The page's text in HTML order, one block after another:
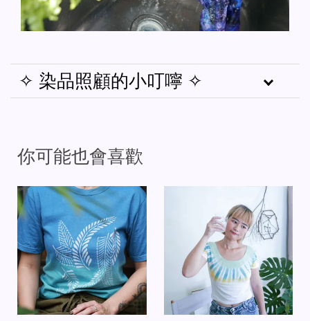
✧ 染品照顧的小叮嚀 ✧
你可能也會喜歡